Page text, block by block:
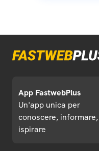
App FastwebPlus
Un'app unica per
conoscere, informare,
ispirare